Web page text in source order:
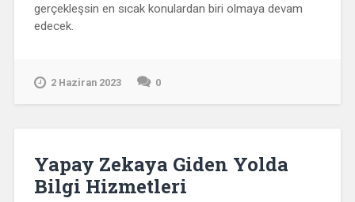
gerçekleşsin en sıcak konulardan biri olmaya devam
edecek.
2 Haziran 2023 0
Yapay Zekaya Giden Yolda
Bilgi Hizmetleri